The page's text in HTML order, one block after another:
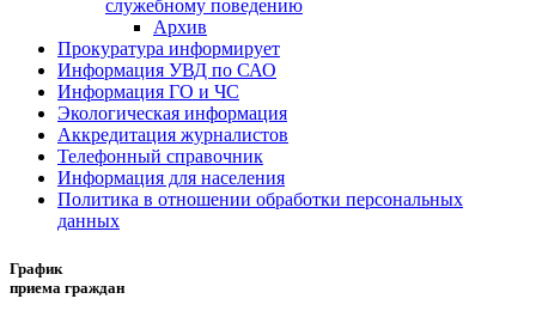
служебному поведению
Архив
Прокуратура информирует
Информация УВД по САО
Информация ГО и ЧС
Экологическая информация
Аккредитация журналистов
Телефонный справочник
Информация для населения
Политика в отношении обработки персональных
данных
График
приема граждан